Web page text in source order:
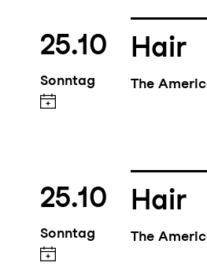
25.10
Sonntag
Hair
The
25.10
Sonntag
Hair
The